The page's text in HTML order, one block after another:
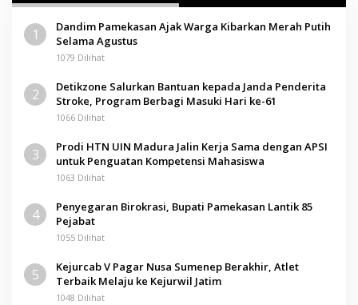
1
Dandim Pamekasan Ajak Warga Kibarkan Merah Putih
Selama Agustus
1079 Dilihat
2
Detikzone Salurkan Bantuan kepada Janda Penderita
Stroke, Program Berbagi Masuki Hari ke-61
1066 Dilihat
3
Prodi HTN UIN Madura Jalin Kerja Sama dengan APSI
untuk Penguatan Kompetensi Mahasiswa
1063 Dilihat
4
Penyegaran Birokrasi, Bupati Pamekasan Lantik 85
Pejabat
1055 Dilihat
5
Kejurcab V Pagar Nusa Sumenep Berakhir, Atlet
Terbaik Melaju ke Kejurwil Jatim
1048 Dilihat